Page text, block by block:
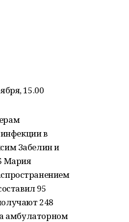
15.00
в
Забелин и
Мария
95
248
амбулаторном